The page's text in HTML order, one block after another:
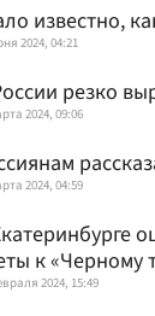
известно,
2024, 04:21
резко
2024, 09:06
2024, 04:59
к «Черному
2024, 15:49